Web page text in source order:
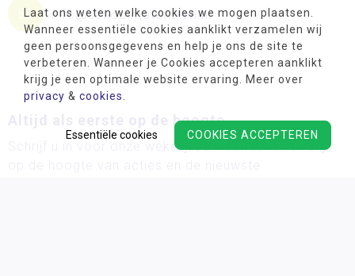
Laat ons weten welke cookies we mogen plaatsen.
Wanneer essentiële cookies aanklikt verzamelen wij
geen persoonsgegevens en help je ons de site te
verbeteren. Wanneer je Cookies accepteren aanklikt
krijg je een optimale website ervaring. Meer over
privacy & cookies
COOKIES ACCEPTEREN
Essentiële cookies
info@schoolmaterialen.nl
Altijd als eerste op de hoogte
Schrijf u in voor onze wekelijkse nieuwsbrief en blijf